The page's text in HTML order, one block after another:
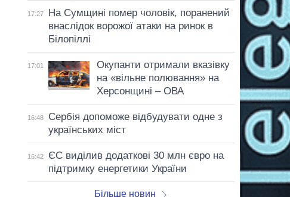
17:27
На Сумщині помер чоловік, поранений
внаслідок ворожої атаки на ринок в
Білопіллі
17:01
Окупанти отримали вказівку
на «вільне полювання» на
Херсонщині – ОВА
16:48
Сербія допоможе відбудувати одне з
українських міст
16:42
ЄС виділив додаткові 30 млн євро на
підтримку енергетики України
Більше новин